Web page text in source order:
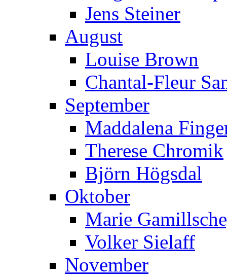
Jens Steiner
August
Louise Brown
Chantal-Fleur
September
Maddalena
Therese Chromik
Björn Högsdal
Oktober
Marie
Volker Sielaff
November